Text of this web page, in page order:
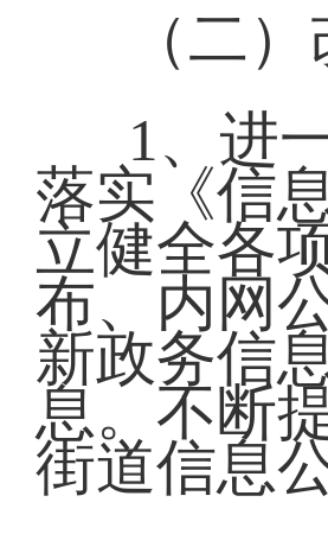
（二
1、进
落实《信
立健全各
布、内网
新政务信
息。不断
街道信息